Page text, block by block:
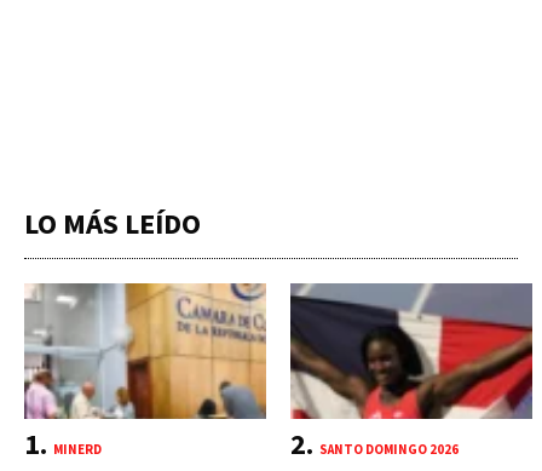
LO MÁS LEÍDO
MINERD SANTO DOMINGO 2026